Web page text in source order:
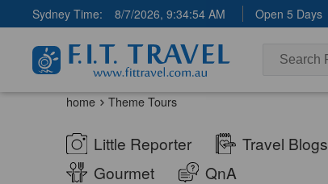
Sydney Time: 8/7/2026, 9:34:55 AM Open 5 Days
home Theme Tours
Little Reporter Travel Blogs
Gourmet
QnA